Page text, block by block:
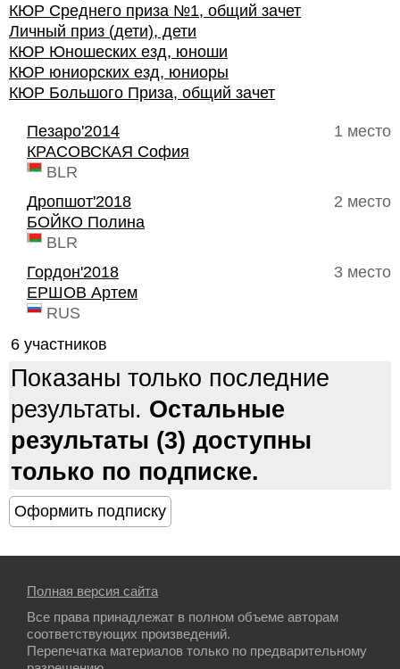
КЮР Среднего приза №1, общий зачет
Личный приз (дети), дети
КЮР Юношеских езд, юноши
КЮР юниорских езд, юниоры
КЮР Большого Приза, общий зачет
1 место
Пезаро'2014
КРАСОВСКАЯ София
BLR
2 место
Дропшот'2018
БОЙКО Полина
BLR
3 место
Гордон'2018
ЕРШОВ Артем
RUS
6 участников
Показаны только последние
результаты. Остальные
результаты (3) доступны
только по подписке.
Полная версия сайта
Все права принадлежат в полном объеме авторам
соответствующих произведений.
Перепечатка материалов только по предварительному